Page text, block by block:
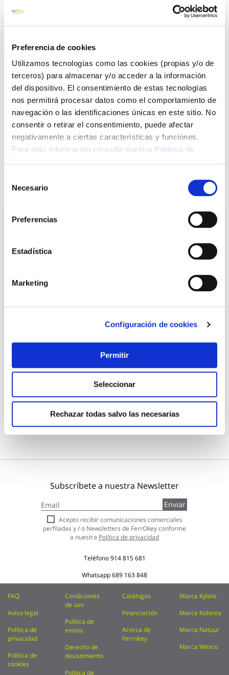
Preferencia de cookies
Utilizamos tecnologías como las cookies (propias y/o de
terceros) para almacenar y/o acceder a la información
del dispositivo. El consentimiento de estas tecnologías
nos permitirá procesar datos como el comportamiento de
navegación o las identificaciones únicas en este sitio. No
consentir o retirar el consentimiento, puede afectar
negativamente a ciertas características y funciones.
Para más información consulte nuestra Política de
Necesario
Preferencias
Estadística
Marketing
Configuración de cookies
Permitir
Seleccionar
Rechazar todas salvo las necesarias
Añadir al carrito
Click&Collect - Recogida gratis
en nuestras tiendas
Envío a domicilio:
5 días hábiles
+ INFO
También te puede interesar
Llave vaso hexag. 1/2 -20mm c.v. nivel
2,95 €
Añadir al carrito
Subscríbete a nuestra Newsletter
a
nuestro
boletín
de
Enviar
Acepto recibir comunicaciones comerciales
perfiladas y / o Newsletters de FerrOkey conforme
a nuestra Política de privacidad
Teléfono914 815 681
Whatsapp689 163 848
FAQ
Aviso legal
Política de
privacidad
Política de
cookies
Condiciones
de uso
Política de
envíos
Derecho de
desistimiento
Política de
Catálogos
Financiación
Acerca de
Ferrokey
Marca Kylate
Marca Kolorea
Marca Natuur
Marca Wesco